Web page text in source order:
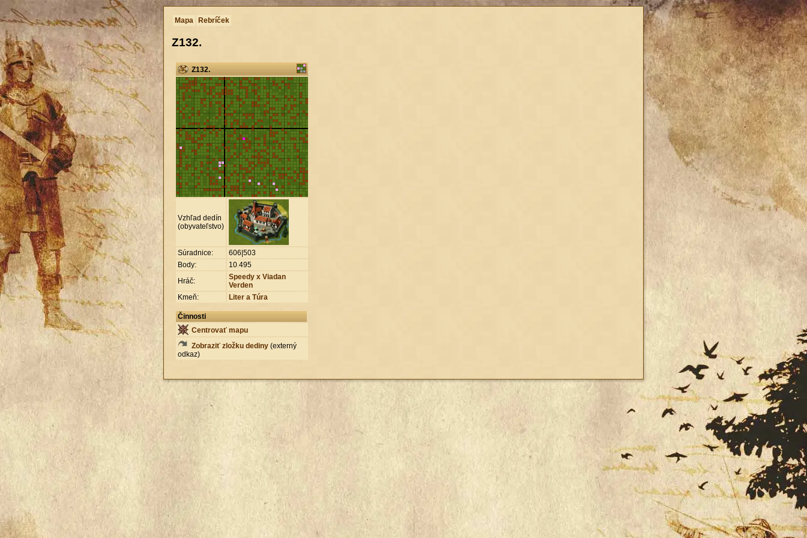
Mapa Rebríček
Z132.
Z132.
Vzhľad dedín
(obyvateľstvo)
Súradnice:
606|503
Body:
10.495
Hráč:
Speedy x Viadan
Verden
Kmeň:
Liter a Túra
Činnosti
Centrovať mapu
Zobraziť zložku dediny (externý
odkaz)